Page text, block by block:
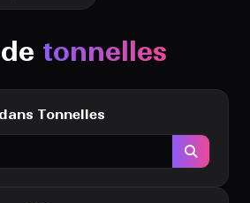
tonnelles
Tonnelles